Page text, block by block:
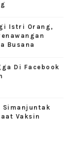
Istri Orang,
Busana
Di Facebook
Simanjuntak
Vaksin